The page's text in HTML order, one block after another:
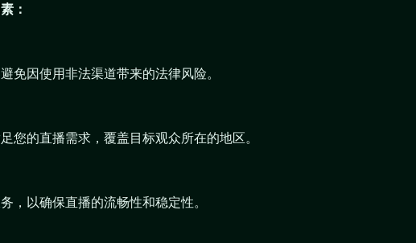
：
免因使用非法渠道带来的法律风险。
您的直播需求，覆盖目标观众所在的地区。
，以确保直播的流畅性和稳定性。